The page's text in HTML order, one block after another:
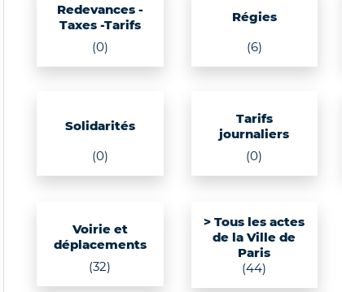
Redevances -
Taxes -Tarifs
(0)
Régies
(6)
Solidarités
(0)
Tarifs
journaliers
(0)
Voirie et
déplacements
(32)
> Tous les actes
de la Ville de
Paris
(44)